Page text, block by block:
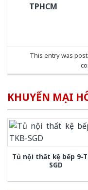
TPHCM
This entry was
KHUYẾN MẠI
Tủ nội thất kệ bếp 9-
SGD